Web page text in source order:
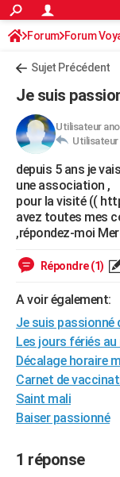
ACTUALITÉS
Politique
Société
Faits Divers
Education
Monde
Villes
+
FINANCE
Retraite
Impôts
Epargne
Immobilier
Risques naturels par
Banque
Assurance
Crédit
AUTO
Essais
Réserver un essai
Citadines
Berlines
SUV
Forum auto
+HIGH-TECH
Mobiles
Meilleur smartphone
Internet
Ordinateurs
Jeux vidéo
Guide high-tech
+BRICOLAGE
Forum
Aménagement
Extérieur
Cuisine
Salle de bains
Jardinage
Rangement
Guides de France
Escapades
Patrimoine
Expositions
Musées
Week-end nature
Art de vivre
Bien-être
Loisirs
Mode
Modes de vie
Alimentation
Guide de la santé
Maladies
Médicaments
Sommeil
VOYAGE
Destinations
Voyage nature
Voyage de noces
PHOTO
GUIDES D'ACHAT
CARTE DE VOEUX
Forum Forum
Sujet Précédent
Je suis
Utilisateur
Utilisateur
depuis 5 ans je
une association ,
pour la visité ((
avez toutes mes
,répondez-moi
Répondre (1)
A voir également:
Je suis passionné
Les jours fériés au
Décalage horaire
Carnet de
Saint mali
Baiser passionné
1 réponse